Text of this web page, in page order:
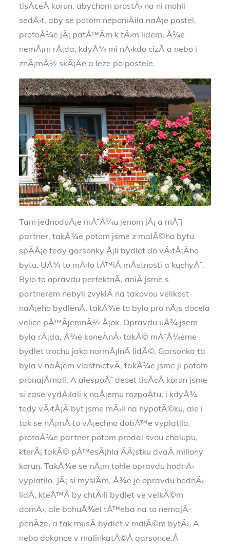
tisÃ­ceÂ korun, abychom prostÄ› na ni mohli
sedÄ›t, aby se potom neponiÄila naÅ¡e postel,
protoÅ¾e jÃ¡ patÅ™Ã­m k tÄ›m lidem, Å¾e
nemÃ¡m rÃ¡da, kdyÅ¾ mi nÄ›kdo cizÃ­ a nebo i
znÃ¡mÃ½ skÃ¡Äe a leze po postele.
Tam jednoduÅ¡e mÅ¯Å¾u jenom jÃ¡ a mÅ¯j
partner, takÅ¾e potom jsme z malÃ©ho bytu
spÃ­Å¡e tedy garsonky Å¡li bydlet do vÄ›tÅ¡Ã­ho
bytu. UÅ¾ to mÄ›lo tÅ™iÂ mÃ­stnosti a kuchyÅˆ.
Bylo to opravdu perfektnÃ­, aniÂ jsme s
partnerem nebyli zvyklÃ­ na takovou velikost
naÅ¡eho bydlenÃ­, takÅ¾e to bylo pro nÃ¡s docela
velice pÅ™Ã­jemnÃ½ Å¡ok. Opravdu uÅ¾ jsem
byla rÃ¡da, Å¾e koneÄnÄ› takÃ© mÅ¯Å¾eme
bydlet trochu jako normÃ¡lnÃ­ lidÃ©. Garsonka ta
byla v naÅ¡em vlastnictvÃ­, takÅ¾e jsme ji potom
pronajÃ­mali. A alespoÅˆ deset tisÃ­cÂ korun jsme
si zase vydÄ›lali k naÅ¡emu rozpoÄtu, i kdyÅ¾
tedy vÄ›tÅ¡Ã­ byt jsme mÄ›li na hypotÃ©ku, ale i
tak se nÃ¡mÂ to vÅ¡echno dobÅ™e vyplatilo,
protoÅ¾e partner potom prodal svou chalupu,
kterÃ¡ takÃ© pÅ™esÃ¡hla ÄÃ¡stku dvaÂ miliony
korun. TakÅ¾e se nÃ¡m tohle opravdu hodnÄ›
vyplatilo. JÃ¡ si myslÃ­m, Å¾e je opravdu hodnÄ›
lidÃ­, kteÅ™Ã­ by chtÄ›li bydlet ve velkÃ©m
domÄ›, ale bohuÅ¾el tÅ™eba na to nemajÃ­
penÃ­ze, a tak musÃ­ bydlet v malÃ©m bytÄ›. A
nebo dokonce v malinkatÃ©Â garsonce.Â